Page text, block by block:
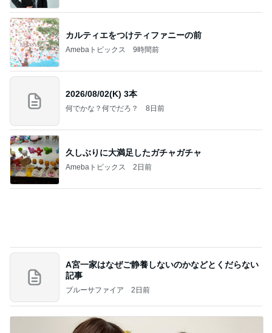
カルティエをつけティファニーの前
Amebaトピックス 9時間前
2026/08/02(K) 3本
何でかな？何でだろ？ 8日前
久しぶりに大満足したガチャガチャ
Amebaトピックス 2日前
A宮一家はなぜご静養しないのかなどとくだらない
記事
ブルーサファイア 2日前